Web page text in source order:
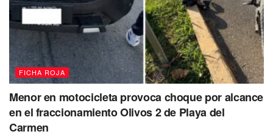
FICHA ROJA
Menor en motocicleta provoca choque por alcance
en el fraccionamiento Olivos 2 de Playa del
Carmen